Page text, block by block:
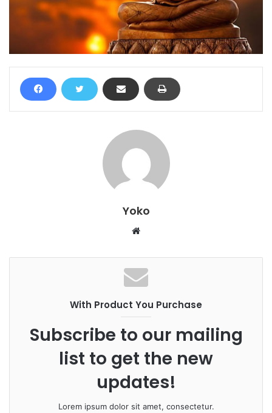
Yoko
b
s
i
t
e
With Product You Purchase
Subscribe to our mailing
list to get the new
updates!
Lorem ipsum dolor sit amet, consectetur.